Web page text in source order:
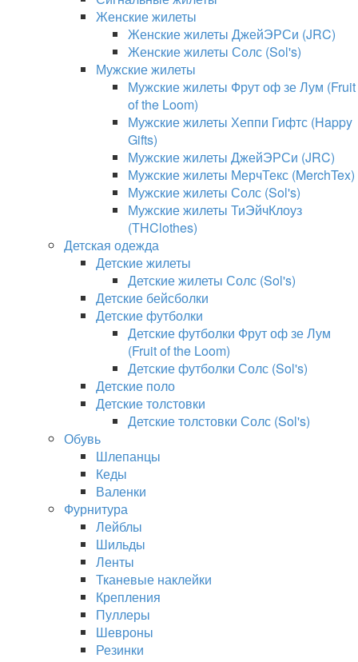
Женские жилеты
Женские жилеты ДжейЭРСи (JRC)
Женские жилеты Солс (Sol's)
Мужские жилеты
Мужские жилеты Фрут оф зе Лум (Fruit
of the Loom)
Мужские жилеты Хеппи Гифтс (Happy
Gifts)
Мужские жилеты ДжейЭРСи (JRC)
Мужские жилеты МерчТекс (MerchTex)
Мужские жилеты Солс (Sol's)
Мужские жилеты ТиЭйчКлоуз
(THClothes)
Детская одежда
Детские жилеты
Детские жилеты Солс (Sol's)
Детские бейсболки
Детские футболки
Детские футболки Фрут оф зе Лум
(Fruit of the Loom)
Детские футболки Солс (Sol's)
Детские поло
Детские толстовки
Детские толстовки Солс (Sol's)
Обувь
Шлепанцы
Кеды
Валенки
Фурнитура
Лейблы
Шильды
Ленты
Тканевые наклейки
Крепления
Пуллеры
Шевроны
Резинки